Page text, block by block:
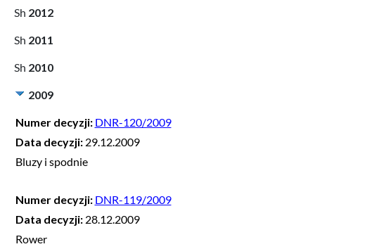
2012
2011
2010
2009
Numer decyzji: DNR-120/2009
Data decyzji: 29.12.2009
Bluzy i spodnie
Numer decyzji: DNR-119/2009
Data decyzji: 28.12.2009
Rower